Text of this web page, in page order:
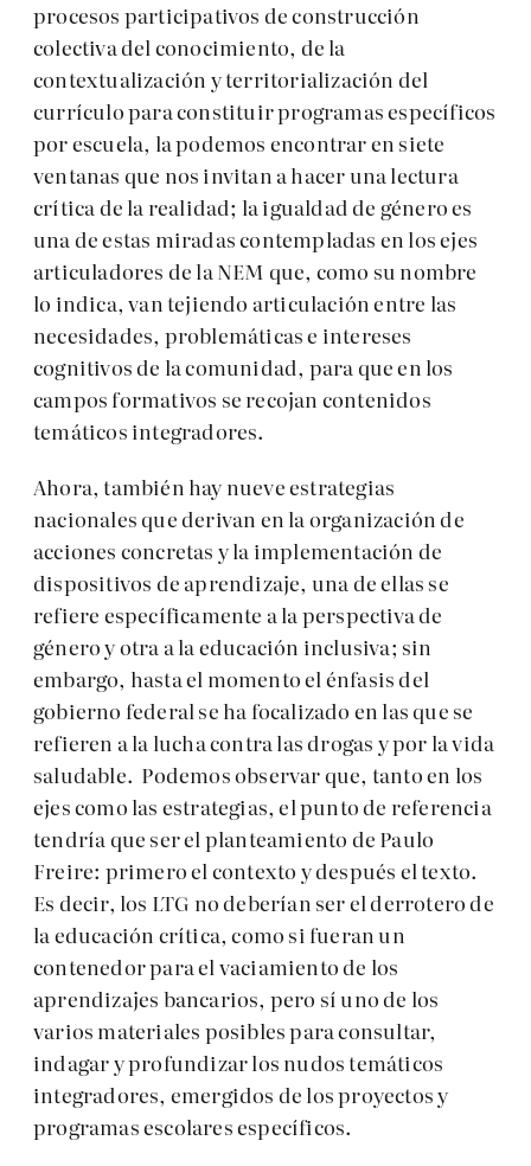
procesos participativos de construcción
colectiva del conocimiento, de la
contextualización y territorialización del
currículo para constituir programas específicos
por escuela, la podemos encontrar en siete
ventanas que nos invitan a hacer una lectura
crítica de la realidad; la igualdad de género es
una de estas miradas contempladas en los ejes
articuladores de la NEM que, como su nombre
lo indica, van tejiendo articulación entre las
necesidades, problemáticas e intereses
cognitivos de la comunidad, para que en los
campos formativos se recojan contenidos
temáticos integradores.
Ahora, también hay nueve estrategias
nacionales que derivan en la organización de
acciones concretas y la implementación de
dispositivos de aprendizaje, una de ellas se
refiere específicamente a la perspectiva de
género y otra a la educación inclusiva; sin
embargo, hasta el momento el énfasis del
gobierno federal se ha focalizado en las que se
refieren a la lucha contra las drogas y por la vida
saludable. Podemos observar que, tanto en los
ejes como las estrategias, el punto de referencia
tendría que ser el planteamiento de Paulo
Freire: primero el contexto y después el texto.
Es decir, los LTG no deberían ser el derrotero de
la educación crítica, como si fueran un
contenedor para el vaciamiento de los
aprendizajes bancarios, pero sí uno de los
varios materiales posibles para consultar,
indagar y profundizar los nudos temáticos
integradores, emergidos de los proyectos y
programas escolares específicos.